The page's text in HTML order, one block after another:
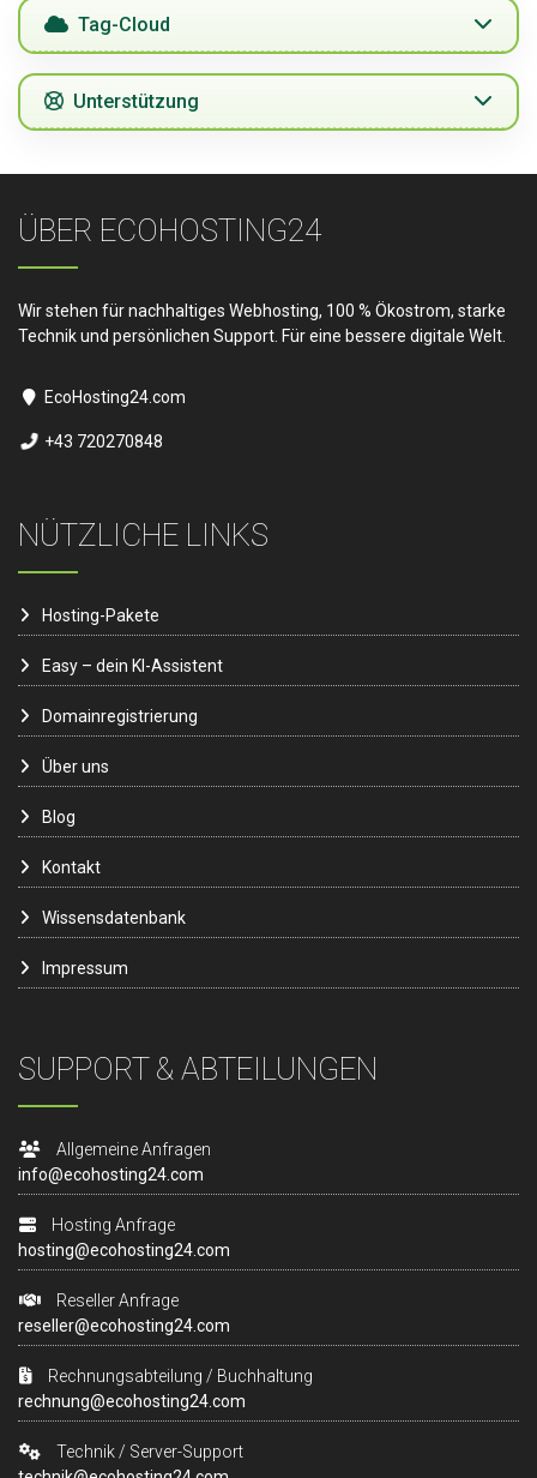
Tag-Cloud
Unterstützung
ÜBER ECOHOSTING24
Wir stehen für nachhaltiges Webhosting, 100 % Ökostrom, starke
Technik und persönlichen Support. Für eine bessere digitale Welt.
EcoHosting24.com
+43 720270848
NÜTZLICHE LINKS
Hosting-Pakete
Easy – dein KI-Assistent
Domainregistrierung
Über uns
Blog
Kontakt
Wissensdatenbank
Impressum
SUPPORT & ABTEILUNGEN
Allgemeine Anfragen
info@ecohosting24.com
Hosting Anfrage
hosting@ecohosting24.com
Reseller Anfrage
reseller@ecohosting24.com
Rechnungsabteilung / Buchhaltung
rechnung@ecohosting24.com
Technik / Server-Support